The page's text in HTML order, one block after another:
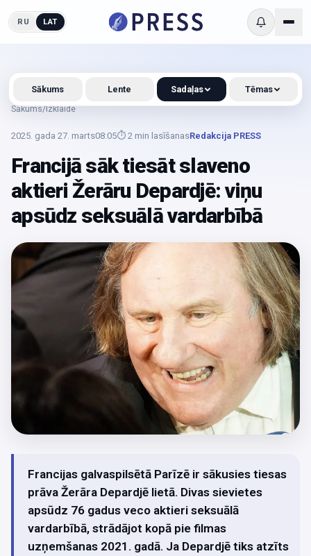
RU LAT
Sākums/Izklaide
2025. gada 27. marts08:05⏱ 2 min lasīšanasRedakcija PRESS
Francijā sāk tiesāt slaveno
aktieri Žerāru Depardjē: viņu
apsūdz seksuālā vardarbībā
Francijas galvaspilsētā Parīzē ir sākusies tiesas
prāva Žerāra Depardjē lietā. Divas sievietes
apsūdz 76 gadus veco aktieri seksuālā
vardarbībā, strādājot kopā pie filmas
uzņemšanas 2021. gadā. Ja Depardjē tiks atzīts
Sākums Lente Sadaļas Tēmas